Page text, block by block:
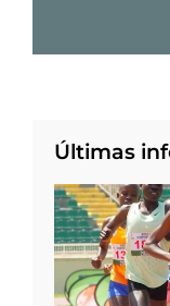
Últimas